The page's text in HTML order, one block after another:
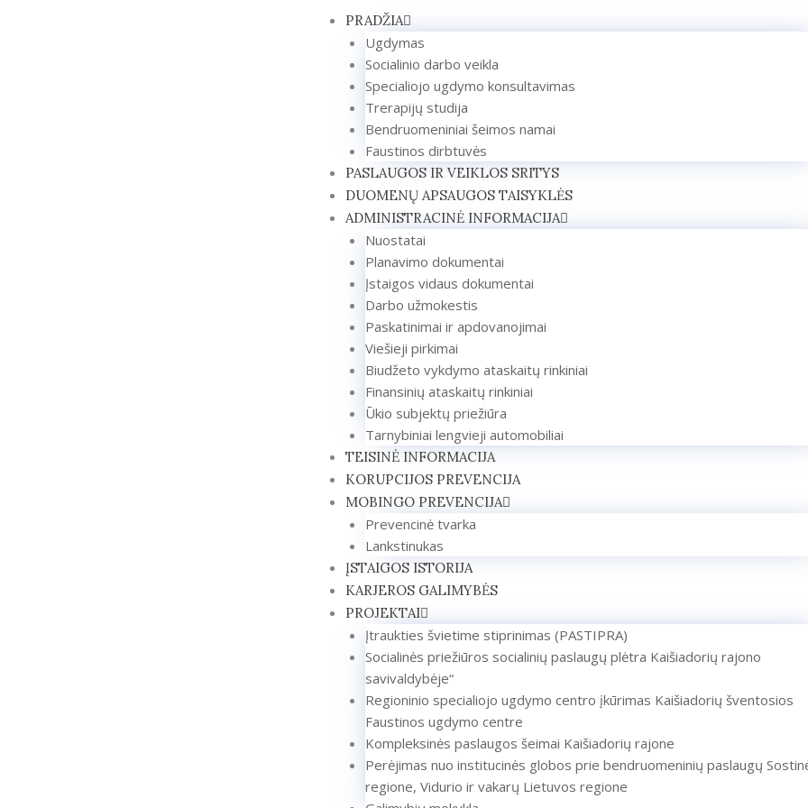
PRADŽIA
Ugdymas
Socialinio darbo veikla
Specialiojo ugdymo konsultavimas
Trerapijų studija
Bendruomeniniai šeimos namai
Faustinos dirbtuvės
PASLAUGOS IR VEIKLOS SRITYS
DUOMENŲ APSAUGOS TAISYKLĖS
ADMINISTRACINĖ INFORMACIJA
Nuostatai
Planavimo dokumentai
Įstaigos vidaus dokumentai
Darbo užmokestis
Paskatinimai ir apdovanojimai
Viešieji pirkimai
Biudžeto vykdymo ataskaitų rinkiniai
Finansinių ataskaitų rinkiniai
Ūkio subjektų priežiūra
Tarnybiniai lengvieji automobiliai
TEISINĖ INFORMACIJA
KORUPCIJOS PREVENCIJA
MOBINGO PREVENCIJA
Prevencinė tvarka
Lankstinukas
ĮSTAIGOS ISTORIJA
KARJEROS GALIMYBĖS
PROJEKTAI
Įtraukties švietime stiprinimas (PASTIPRA)
Socialinės priežiūros socialinių paslaugų plėtra Kaišiadorių rajono
savivaldybėje“
Regioninio specialiojo ugdymo centro įkūrimas Kaišiadorių šventosios
Faustinos ugdymo centre
Kompleksinės paslaugos šeimai Kaišiadorių rajone
Perėjimas nuo institucinės globos prie bendruomeninių paslaugų
regione, Vidurio ir vakarų Lietuvos regione